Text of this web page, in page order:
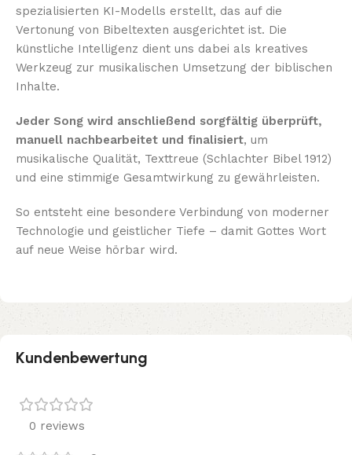
spezialisierten KI-Modells erstellt, das auf die
Vertonung von Bibeltexten ausgerichtet ist. Die
künstliche Intelligenz dient uns dabei als kreatives
Werkzeug zur musikalischen Umsetzung der biblischen
Inhalte.
Jeder Song wird anschließend sorgfältig überprüft,
manuell nachbearbeitet und finalisiert, um
musikalische Qualität, Texttreue (Schlachter Bibel 1912)
und eine stimmige Gesamtwirkung zu gewährleisten.
So entsteht eine besondere Verbindung von moderner
Technologie und geistlicher Tiefe – damit Gottes Wort
auf neue Weise hörbar wird.
Kundenbewertung
0 reviews